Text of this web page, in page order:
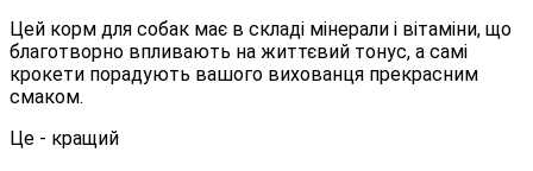
Цей корм для собак має в складі мінерали і вітаміни, що
благотворно впливають на життєвий тонус, а самі
крокети порадують вашого вихованця прекрасним
смаком.
Це - кращий